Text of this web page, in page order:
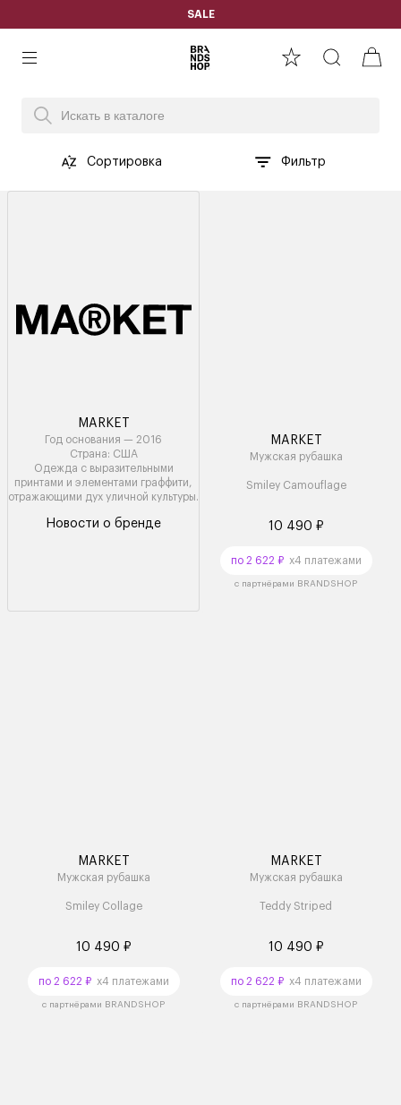
SALE
Сортировка Фильтр
MARKET
Год основания — 2016
Страна: США
Одежда с выразительными
принтами и элементами граффити,
отражающими дух уличной культуры.
Новости о бренде
MARKET
Мужская рубашка
Smiley Camouflage
10 490 ₽
по 2 622 ₽x4 платежами
с партнёрами BRANDSHOP
MARKET
Мужская рубашка
Smiley Collage
10 490 ₽
по 2 622 ₽x4 платежами
с партнёрами BRANDSHOP
MARKET
Мужская рубашка
Teddy Striped
10 490 ₽
по 2 622 ₽x4 платежами
с партнёрами BRANDSHOP